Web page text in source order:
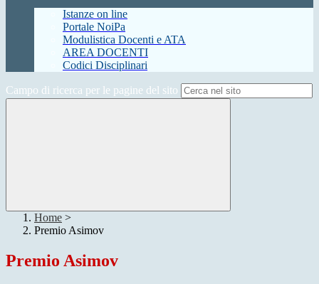
Istanze on line
Portale NoiPa
Modulistica Docenti e ATA
AREA DOCENTI
Codici Disciplinari
Campo di ricerca per le pagine del sito
Home >
Premio Asimov
Premio Asimov